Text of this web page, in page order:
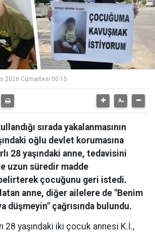
2026 Cumartesi 00:15
sırada yakalanmasının
oğlu devlet korumasına
28 yaşındaki anne, tedavisini
uzun süredir madde
belirterek çocuğunu geri istedi.
anne, diğer ailelere de "Benim
düşmeyin" çağrısında bulundu.
28 yaşındaki iki çocuk annesi K.İ.,